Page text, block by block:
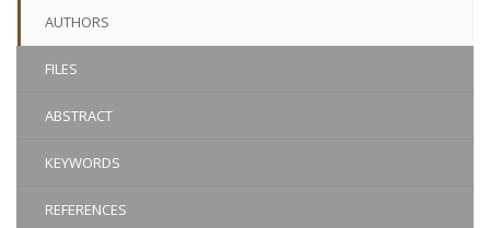
AUTHORS
FILES
ABSTRACT
KEYWORDS
REFERENCES